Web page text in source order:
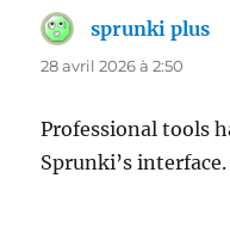
sprunki plus
28 avril 2026 à 2:50
Professional tools
Sprunki’s interface.